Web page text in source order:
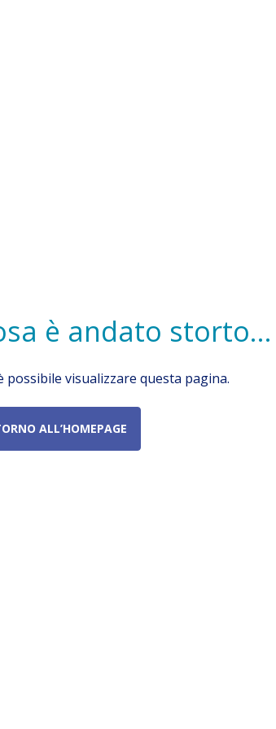
è andato storto...
possibile visualizzare questa pagina.
ALL’HOMEPAGE